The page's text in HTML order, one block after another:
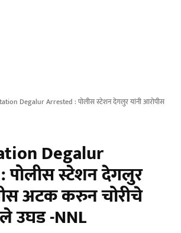
Degalur Arrested : पोलीस स्टेशन देगलुर यांनी आरोपीस
Degalur
पोलीस स्टेशन देगलुर
अटक करुन चोरीचे
उघड -NNL